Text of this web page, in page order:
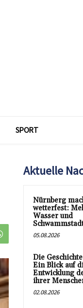
SPORT
Aktuelle
Nürnberg
wetterfest:
Wasser und
05.08.2026
Die
Ein Blick auf
Entwicklung
ihrer
02.08.2026